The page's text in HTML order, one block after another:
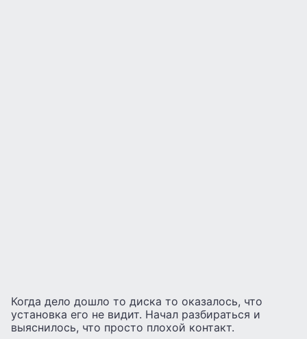
Когда дело дошло то диска то оказалось, что
установка его не видит. Начал разбираться и
выяснилось, что просто плохой контакт.